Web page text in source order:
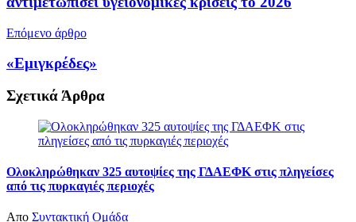
Επόμενο άρθρο
«Εμιγκρέδες»
Σχετικά Άρθρα
Ολοκληρώθηκαν 325 αυτοψίες της ΓΔΑΕΦΚ στις πληγείσες
από τις πυρκαγιές περιοχές
Απο Συντακτική Ομάδα